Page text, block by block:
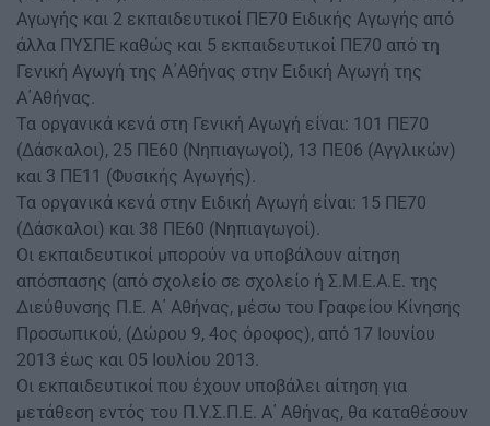
Αγωγής και 2 εκπαιδευτικοί ΠΕ70 Ειδικής Αγωγής από
άλλα ΠΥΣΠΕ καθώς και 5 εκπαιδευτικοί ΠΕ70 από τη
Γενική Αγωγή της Α΄Αθήνας στην Ειδική Αγωγή της
Α΄Αθήνας.
Τα οργανικά κενά στη Γενική Αγωγή είναι: 101 ΠΕ70
(Δάσκαλοι), 25 ΠΕ60 (Νηπιαγωγοί), 13 ΠΕ06 (Αγγλικών)
και 3 ΠΕ11 (Φυσικής Αγωγής).
Τα οργανικά κενά στην Ειδική Αγωγή είναι: 15 ΠΕ70
(Δάσκαλοι) και 38 ΠΕ60 (Νηπιαγωγοί).
Οι εκπαιδευτικοί μπορούν να υποβάλουν αίτηση
απόσπασης (από σχολείο σε σχολείο ή Σ.Μ.Ε.Α.Ε. της
Διεύθυνσης Π.Ε. Α΄ Αθήνας, μέσω του Γραφείου Κίνησης
Προσωπικού, (Δώρου 9, 4ος όροφος), από 17 Ιουνίου
2013 έως και 05 Ιουλίου 2013.
Οι εκπαιδευτικοί που έχουν υποβάλει αίτηση για
μετάθεση εντός του Π.Υ.Σ.Π.Ε. Α΄ Αθήνας, θα καταθέσουν